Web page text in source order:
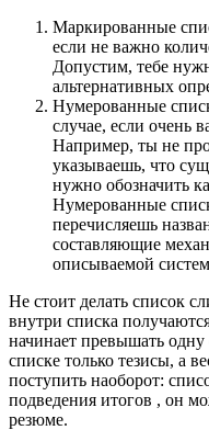
Маркированные
если не важно
Допустим, тебе
альтернативных
Нумерованные
случае, если очень
Например, ты не
указываешь, что
нужно обозначить
Нумерованные
перечисляешь
составляющие
описываемой
Не стоит делать список
внутри списка
начинает превышать одну
списке только тезисы, а
поступить наоборот:
подведения итогов , он
резюме.